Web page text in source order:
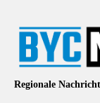
Regionale